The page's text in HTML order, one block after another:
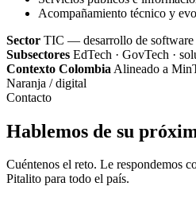
Acompañamiento técnico y
Sector TIC — desarrollo de software
Subsectores EdTech · GovTech ·
Contexto Colombia Alineado a
Naranja / digital
Contacto
Hablemos de su
Cuéntenos el reto. Le respondemos
Pitalito para todo el país.